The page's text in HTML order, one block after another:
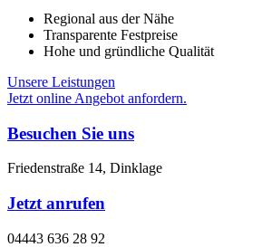
Regional aus der Nähe
Transparente Festpreise
Hohe und gründliche Qualität
Unsere Leistungen
Jetzt online Angebot anfordern.
Besuchen Sie uns
Friedenstraße 14, Dinklage
Jetzt anrufen
04443 636 28 92